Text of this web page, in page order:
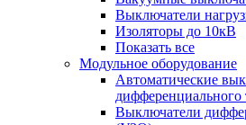
Выключатели
Изоляторы до 10кВ
Показать все
Модульное оборудование
Автоматические
Выключатели